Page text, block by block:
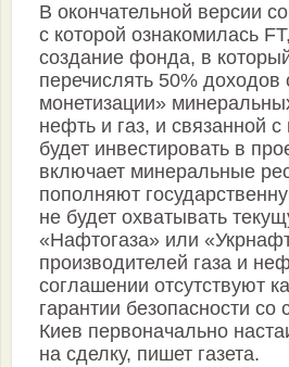
В окончательной версии
с которой ознакомилась
создание фонда, в
перечислять 50% доходов
монетизации»
нефть и газ, и связанной
будет инвестировать в
включает минеральные
пополняют
не будет охватывать
«Нафтогаза» или
производителей газа и
соглашении отсутствуют
гарантии безопасности
Киев первоначально
на сделку, пишет газета.